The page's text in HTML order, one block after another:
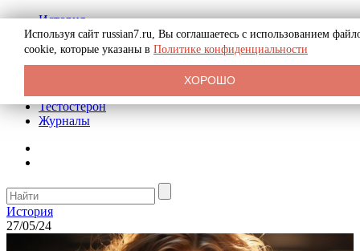
История
Биография
Криминал
Реклама на сайте
Тестостерон
Журналы
История
27/05/24
Используя сайт russian7.ru, Вы соглашаетесь с использованием
cookie, которые указаны в Политике конфиденциальности
ХОРОШО